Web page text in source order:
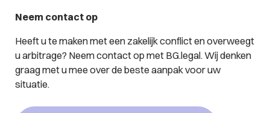
Neem contact op
Heeft u te maken met een zakelijk conflict en overweegt
u arbitrage? Neem contact op met BG.legal. Wij denken
graag met u mee over de beste aanpak voor uw
situatie.